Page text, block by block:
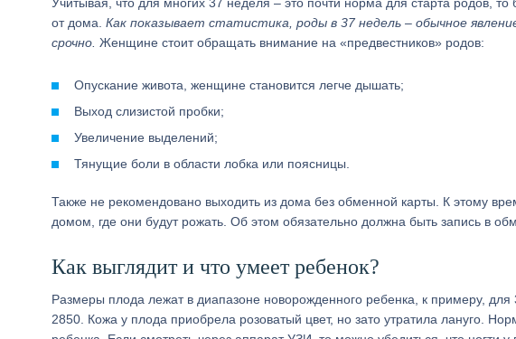
от дома. Как показывает статистика, роды в 37 недель – обычное
срочно. Женщине стоит обращать внимание на «предвестников» родов:
Опускание живота, женщине становится легче дышать;
Выход слизистой пробки;
Увеличение выделений;
Тянущие боли в области лобка или поясницы.
Также не рекомендовано выходить из дома без обменной карты. К этому
домом, где они будут рожать. Об этом обязательно должна быть запись в
Как выглядит и что умеет ребенок?
Размеры плода лежат в диапазоне новорожденного ребенка, к примеру,
2850. Кожа у плода приобрела розоватый цвет, но зато утратила лануго.